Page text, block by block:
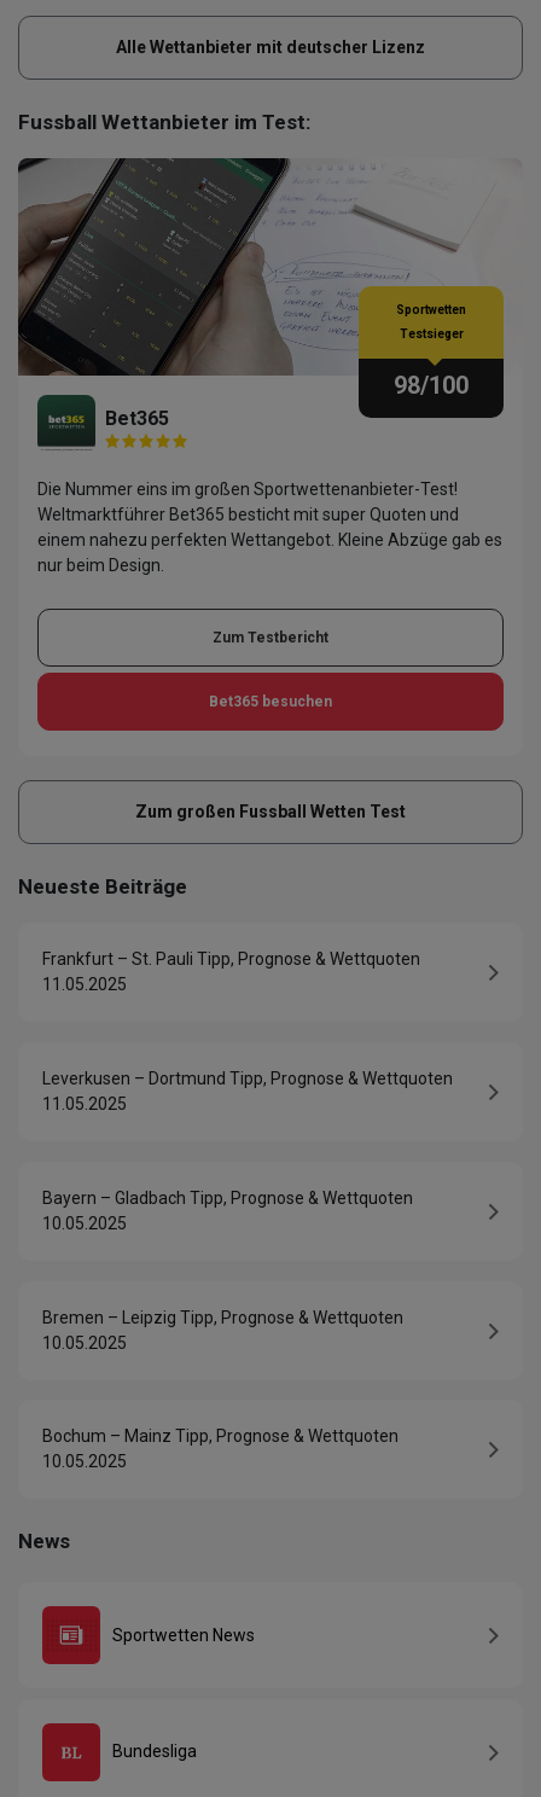
Alle Wettanbieter mit deutscher Lizenz
Fussball Wettanbieter im Test:
Bet365
Sportwetten
Testsieger
98/100
Die Nummer eins im großen Sportwettenanbieter-Test!
Weltmarktführer Bet365 besticht mit super Quoten und
einem nahezu perfekten Wettangebot. Kleine Abzüge gab es
nur beim Design.
Zum Testbericht
Bet365 besuchen
Zum großen Fussball Wetten Test
Neueste Beiträge
Frankfurt – St. Pauli Tipp, Prognose & Wettquoten
11.05.2025
Leverkusen – Dortmund Tipp, Prognose & Wettquoten
11.05.2025
Bayern – Gladbach Tipp, Prognose & Wettquoten
10.05.2025
Bremen – Leipzig Tipp, Prognose & Wettquoten
10.05.2025
Bochum – Mainz Tipp, Prognose & Wettquoten
10.05.2025
News
Sportwetten News
Bundesliga